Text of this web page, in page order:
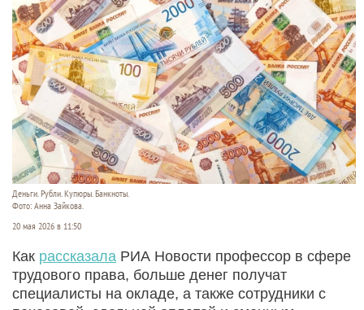
Деньги. Рубли. Купюры. Банкноты.
Фото: Анна Зайкова.
20 мая 2026 в 11:50
Как рассказала РИА Новости профессор в сфере
трудового права, больше денег получат
специалисты на окладе, а также сотрудники с